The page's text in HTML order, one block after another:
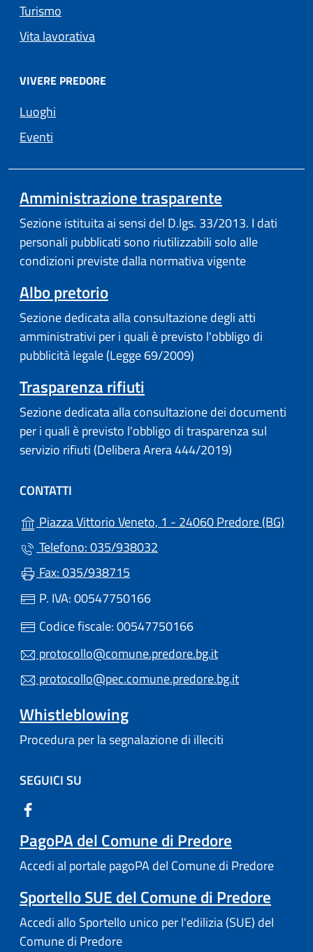
Turismo
Vita lavorativa
VIVERE PREDORE
Luoghi
Eventi
Amministrazione trasparente
Sezione istituita ai sensi del D.lgs. 33/2013. I dati
personali pubblicati sono riutilizzabili solo alle
condizioni previste dalla normativa vigente
Albo pretorio(apre in un'altra scheda).
Sezione dedicata alla consultazione degli atti
amministrativi per i quali è previsto l'obbligo di
pubblicità legale (Legge 69/2009)
Trasparenza rifiuti
Sezione dedicata alla consultazione dei documenti
per i quali è previsto l'obbligo di trasparenza sul
servizio rifiuti (Delibera Arera 444/2019)
CONTATTI
Piazza Vittorio Veneto, 1 - 24060 Predore (BG)
Telefono: 035/938032
Fax: 035/938715
P. IVA: 00547750166
Codice fiscale: 00547750166
protocollo@comune.predore.bg.it
protocollo@pec.comune.predore.bg.it
Whistleblowing
Procedura per la segnalazione di illeciti
SEGUICI SU
PagoPA del Comune di Predore
Accedi al portale pagoPA del Comune di Predore
Sportello SUE del Comune di Predore
Accedi allo Sportello unico per l'edilizia (SUE) del
Comune di Predore